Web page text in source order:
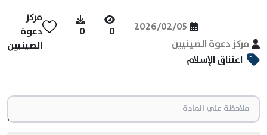
مركز دعوة الصينيين
2026/02/05
0
0
مركز
دعوة
الصينيين
اعتناق الإسلام